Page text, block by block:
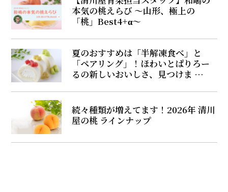
本気の桃えらび ～山形、極上の
「桃」Best4+α～
夏のおすすめは「半解凍食べ」と
「ペアリング」！ほわいとぱりろー
るの新しいおいしさ、見つけま …
続々種類が増えてます！2026年 清川
屋の桃 ラインナップ